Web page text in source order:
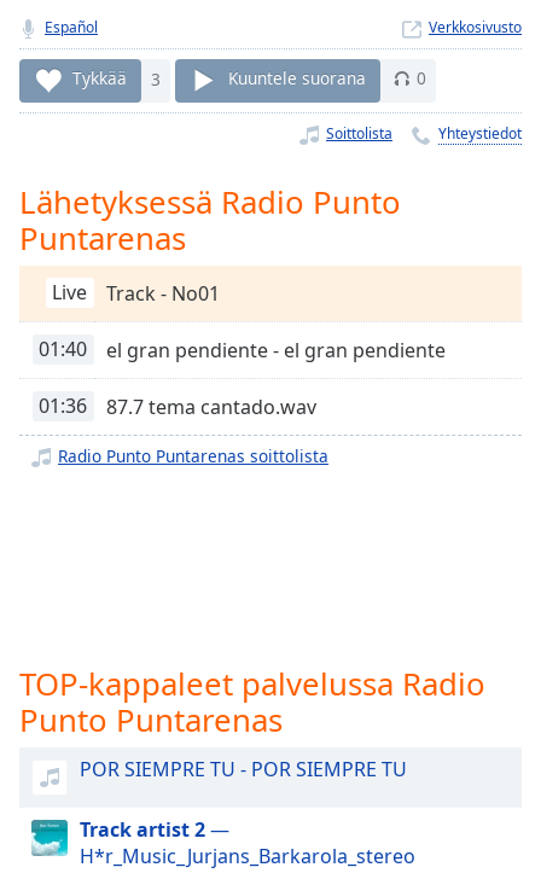
behind
liveLIVE
Remaining
Time-
Playback
Chapters
Chapters
descriptions
off,
selected
dialog
subtitles
off,
selected
Track
Español Verkkosivusto
Tykkää 3 Kuuntele suorana 0
Soittolista Yhteystiedot
Lähetyksessä Radio Punto
Puntarenas
Live Track - No01
01:40 el gran pendiente - el gran pendiente
01:36 87.7 tema cantado.wav
Radio Punto Puntarenas soittolista
TOP-kappaleet palvelussa Radio
Punto Puntarenas
POR SIEMPRE TU - POR SIEMPRE TU
Track artist 2—
H*r_Music_Jurjans_Barkarola_stereo